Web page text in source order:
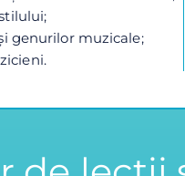
genurilor muzicale;